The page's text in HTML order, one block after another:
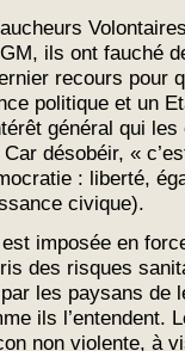
ils ont fauché
recours pour
politique et un
général qui
désobéir, «
: liberté,
civique).
imposée en
des risques
les paysans de
ils l’entendent.
non violente, à